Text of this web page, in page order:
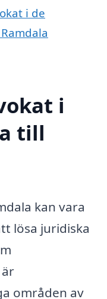
i de
i
till
kan vara
lösa juridiska
områden av